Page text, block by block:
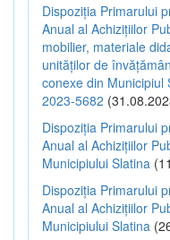
Dispoziția Primarului
Anual al Achizițiilor
mobilier, materiale
unităților de
conexe din Municipiul
2023-5682
Dispoziția Primarului
Anual al Achizițiilor
Municipiului Slatina
Dispoziția Primarului
Anual al Achizițiilor
Municipiului Slatina